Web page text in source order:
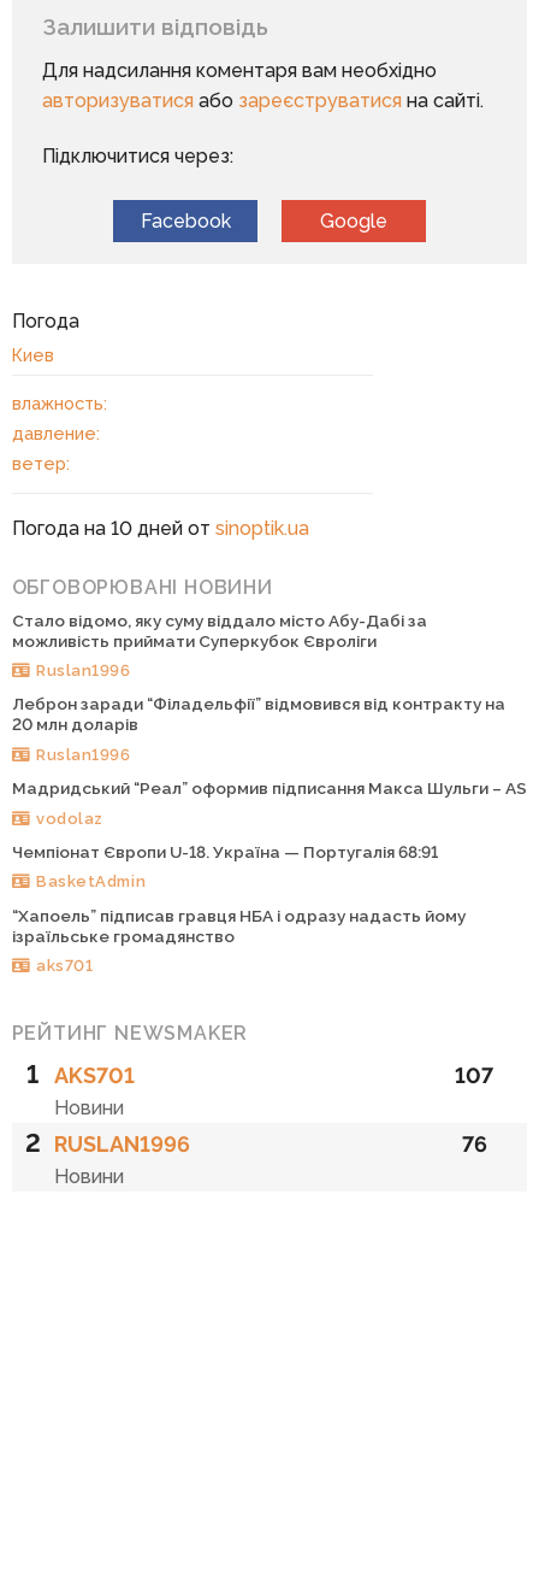
Залишити відповідь
Для надсилання коментаря вам необхідно
авторизуватисяабо зареєструватисяна сайті.
Підключитися через:
Facebook Google
Погода
Киев
влажность:
давление:
ветер:
Погода на 10 дней от sinoptik.ua
ОБГОВОРЮВАНІ НОВИНИ
Стало відомо, яку суму віддало місто Абу-Дабі за
можливість приймати Суперкубок Євроліги
Ruslan1996
Леброн заради “Філадельфії” відмовився від контракту на
20 млн доларів
Ruslan1996
Мадридський “Реал” оформив підписання Макса Шульги – AS
vodolaz
Чемпіонат Європи U-18. Україна — Португалія 68:91
BasketAdmin
“Хапоель” підписав гравця НБА і одразу надасть йому
ізраїльське громадянство
aks701
РЕЙТИНГ NEWSMAKER
1 AKS701
Новини
107
2 RUSLAN1996
Новини
76